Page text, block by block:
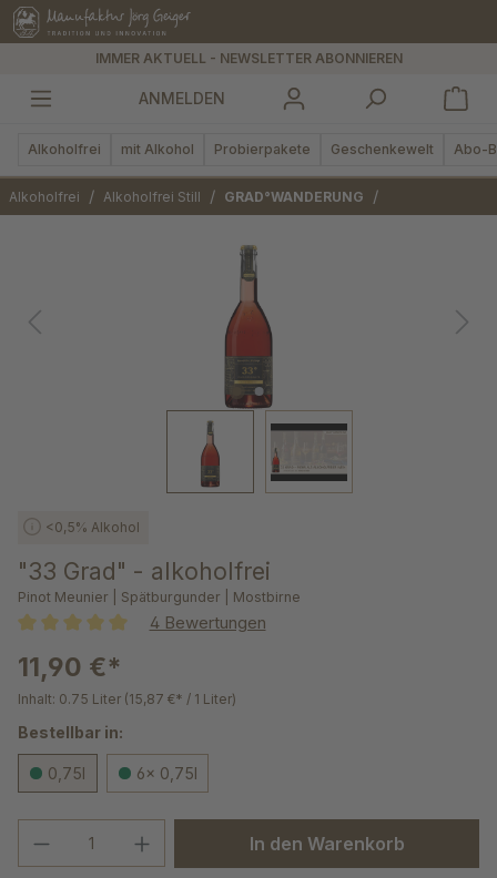
springen
IMMER AKTUELL - NEWSLETTER ABONNIEREN
ANMELDEN
Alkoholfrei mit Alkohol Probierpakete Geschenkewelt Abo-
Alkoholfrei / Alkoholfrei Still / GRAD°WANDERUNG /
<0,5% Alkohol
"33 Grad" - alkoholfrei
Pinot Meunier | Spätburgunder | Mostbirne
4 Bewertungen
11,90 €*
Inhalt: 0.75 Liter (15,87 €* / 1 Liter)
Bestellbar in:
0,75l 6x 0,75l
Produkt Anzahl: Gib den gewünschten
In den Warenkorb